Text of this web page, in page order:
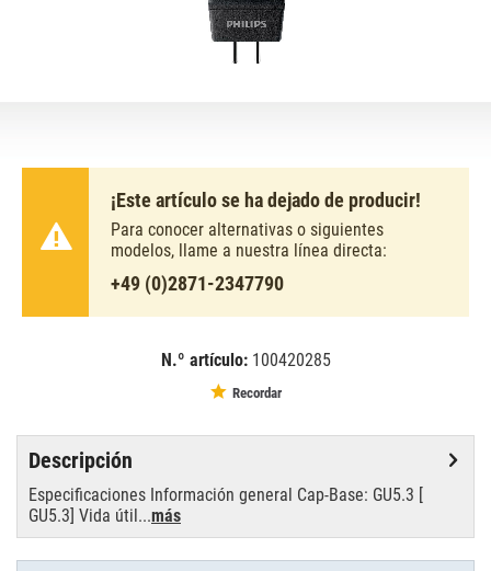
¡Este artículo se ha dejado de producir!
Para conocer alternativas o siguientes
modelos, llame a nuestra línea directa:
+49 (0)2871-2347790
N.º artículo: 100420285
Recordar
Descripción
Especificaciones Información general Cap-Base: GU5.3 [
GU5.3] Vida útil...más